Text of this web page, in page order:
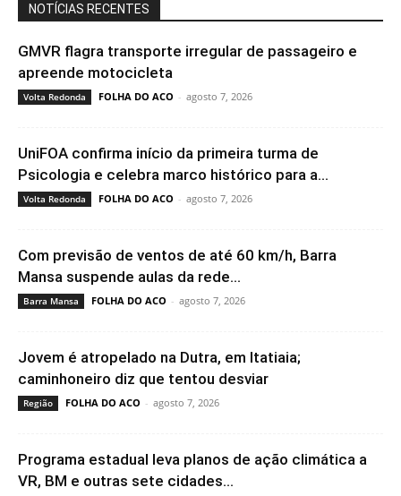
NOTÍCIAS RECENTES
GMVR flagra transporte irregular de passageiro e
apreende motocicleta
Volta Redonda FOLHA DO ACO - agosto 7, 2026
UniFOA confirma início da primeira turma de
Psicologia e celebra marco histórico para a...
Volta Redonda FOLHA DO ACO - agosto 7, 2026
Com previsão de ventos de até 60 km/h, Barra
Mansa suspende aulas da rede...
Barra Mansa FOLHA DO ACO - agosto 7, 2026
Jovem é atropelado na Dutra, em Itatiaia;
caminhoneiro diz que tentou desviar
Região FOLHA DO ACO - agosto 7, 2026
Programa estadual leva planos de ação climática a
VR, BM e outras sete cidades...